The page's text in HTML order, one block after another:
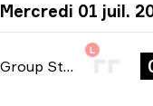
Mercredi 01 juil.
Group Stage
L